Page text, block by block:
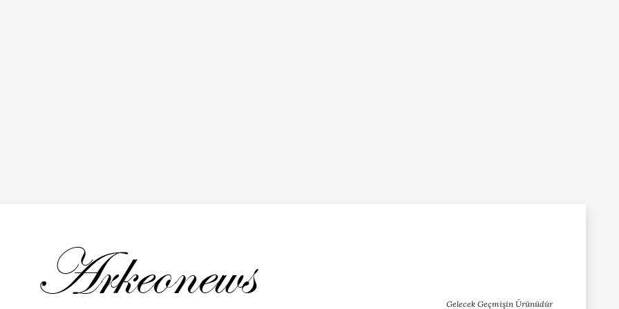
Gelecek Geçmişin Ürünüdür